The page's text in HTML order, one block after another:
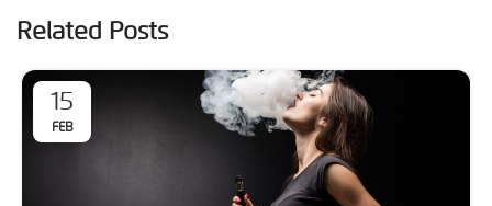
Related Posts
15
FEB